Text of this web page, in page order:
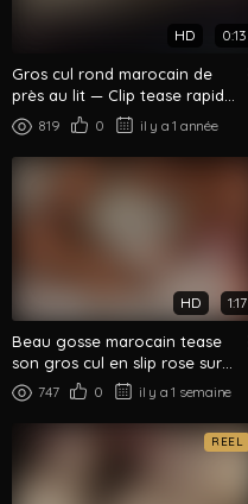
HD 0:13
Gros cul rond marocain de
près au lit — Clip tease rapide
du booty
819 0 il y a 1 année
HD 1:17
Beau gosse marocain tease
son gros cul en slip rose sur
le lit747 0 il y a 1 semaine
REEL